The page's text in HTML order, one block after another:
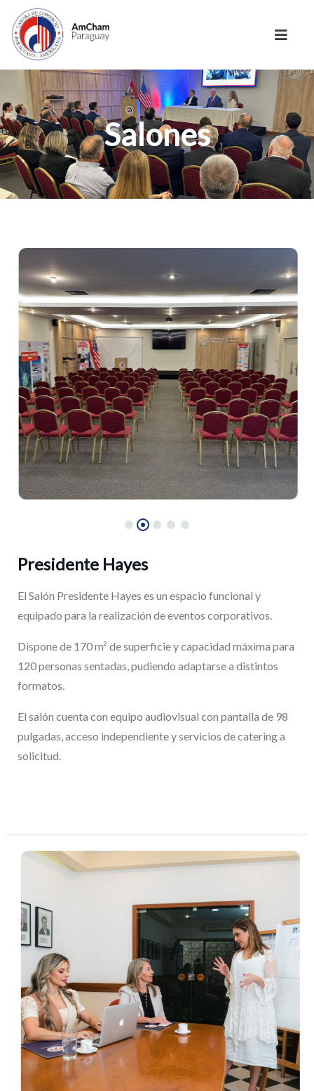
Salones
Presidente Hayes
El Salón Presidente Hayes es un espacio funcional y
equipado para la realización de eventos corporativos.
Dispone de 170 m² de superficie y capacidad máxima para
120 personas sentadas, pudiendo adaptarse a distintos
formatos.
El salón cuenta con equipo audiovisual con pantalla de 98
pulgadas, acceso independiente y servicios de catering a
solicitud.